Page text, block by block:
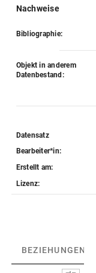
Nachweise
Bibliographie:
Objekt in anderem
Datenbestand:
Datensatz
Bearbeiter*in:
Erstellt am:
Lizenz:
BEZIEHUNGEN